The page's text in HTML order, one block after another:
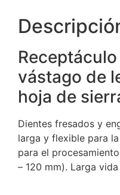
vástago de
hoja de
Dientes fresados ​​y
larga y flexible para
para el
– 120 mm). Larga